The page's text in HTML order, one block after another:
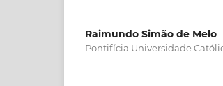
Raimundo Simão de Melo
Pontifícia Universidade